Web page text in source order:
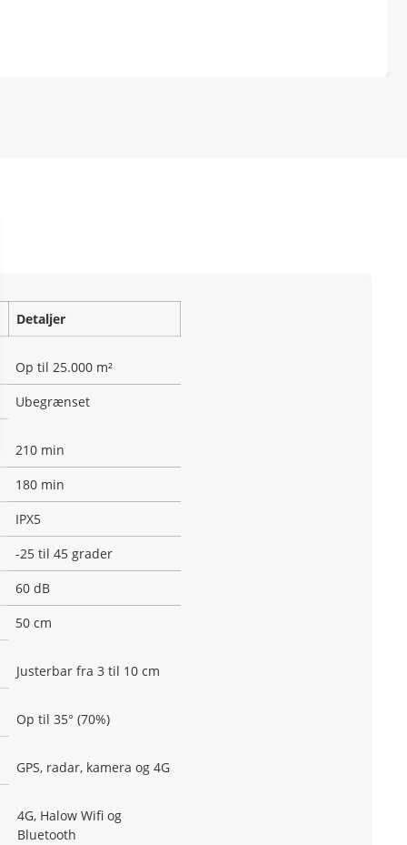
Detaljer
Op til 25.000 m²
Ubegrænset
210 min
180 min
IPX5
-25 til 45 grader
60 dB
50 cm
Justerbar fra 3 til 10 cm
Op til 35° (70%)
GPS, radar, kamera og 4G
4G, Halow Wifi og
Bluetooth